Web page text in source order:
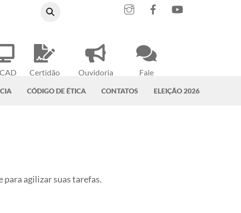
Certidão
Ouvidoria
Fale
InstagramFacebook
CÓDIGO DE ÉTICA CONTATOS ELEIÇÃO 2026
para agilizar suas tarefas.